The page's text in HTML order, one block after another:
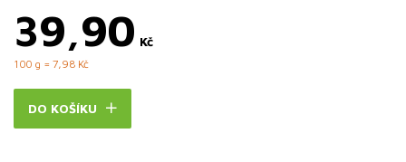
39,90 Kč
100 g = 7,98 Kč
DO KOŠÍKU